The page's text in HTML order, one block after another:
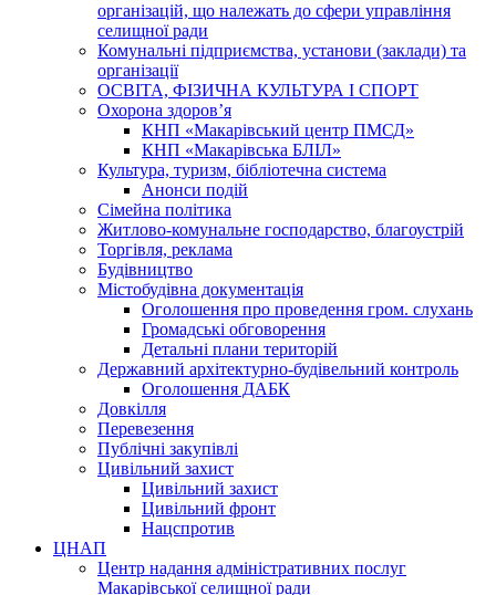
організацій, що належать до сфери управління
селищної ради
Комунальні підприємства, установи (заклади) та
організації
ОСВІТА, ФІЗИЧНА КУЛЬТУРА І СПОРТ
Охорона здоров’я
КНП «Макарівський центр ПМСД»
КНП «Макарівська БЛІЛ»
Культура, туризм, бібліотечна система
Анонси подій
Сімейна політика
Житлово-комунальне господарство, благоустрій
Торгівля, реклама
Будівництво
Містобудівна документація
Оголошення про проведення гром. слухань
Громадські обговорення
Детальні плани територій
Державний архітектурно-будівельний контроль
Оголошення ДАБК
Довкілля
Перевезення
Публічні закупівлі
Цивільний захист
Цивільний захист
Цивільний фронт
Нацспротив
ЦНАП
Центр надання адміністративних послуг
Макарівської селищної ради